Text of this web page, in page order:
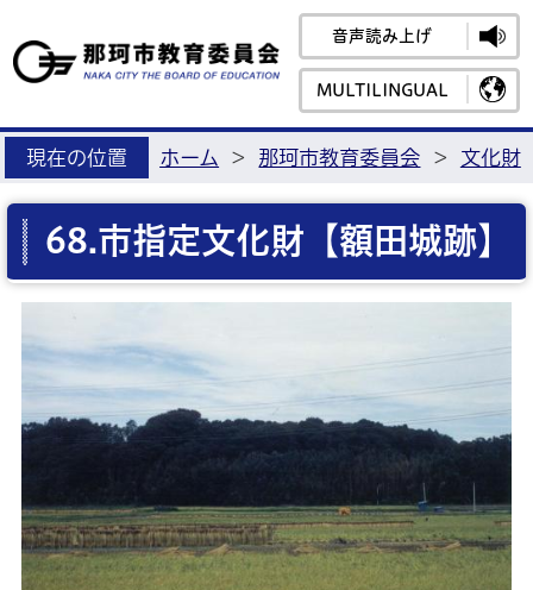
那珂市教
音声読み上げ
MULTILINGUAL
現在の位置 ホーム > 那珂市教育委員会 > 文化財
68.市指定文化財【額田城跡】